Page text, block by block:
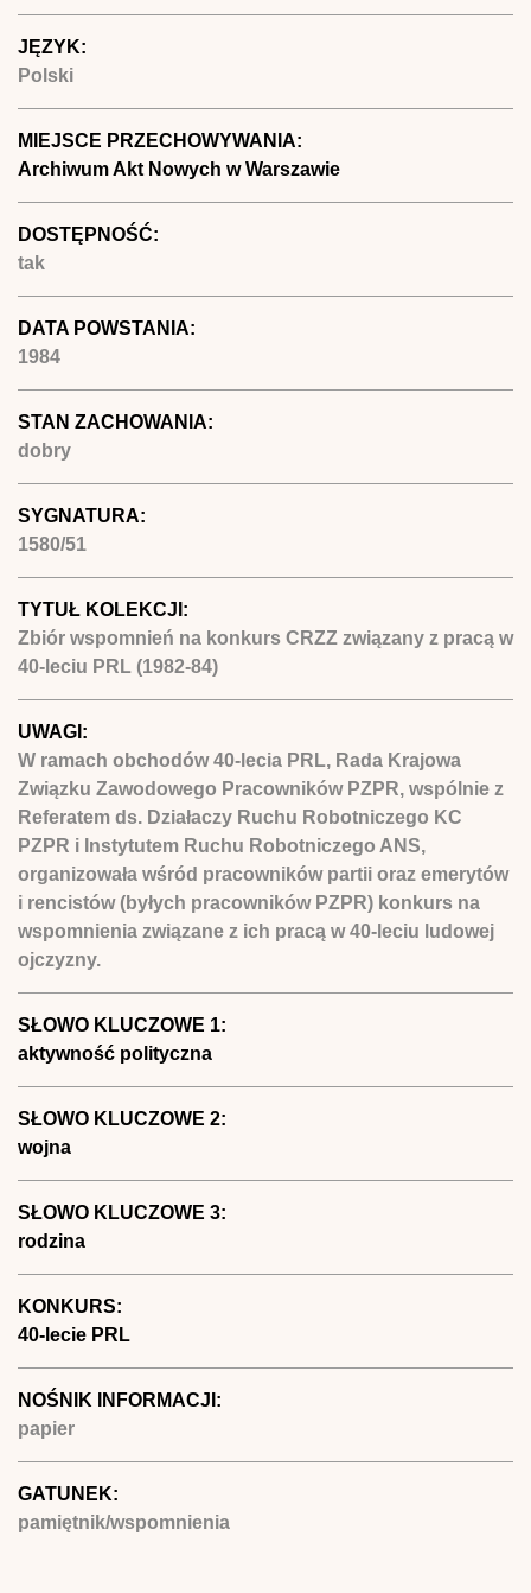
JĘZYK:
Polski
MIEJSCE PRZECHOWYWANIA:
Archiwum Akt Nowych w Warszawie
DOSTĘPNOŚĆ:
tak
DATA POWSTANIA:
1984
STAN ZACHOWANIA:
dobry
SYGNATURA:
1580/51
TYTUŁ KOLEKCJI:
Zbiór wspomnień na konkurs CRZZ związany z pracą w
40-leciu PRL (1982-84)
UWAGI:
W ramach obchodów 40-lecia PRL, Rada Krajowa
Związku Zawodowego Pracowników PZPR, wspólnie z
Referatem ds. Działaczy Ruchu Robotniczego KC
PZPR i Instytutem Ruchu Robotniczego ANS,
organizowała wśród pracowników partii oraz emerytów
i rencistów (byłych pracowników PZPR) konkurs na
wspomnienia związane z ich pracą w 40-leciu ludowej
ojczyzny.
SŁOWO KLUCZOWE 1:
aktywność polityczna
SŁOWO KLUCZOWE 2:
wojna
SŁOWO KLUCZOWE 3:
rodzina
KONKURS:
40-lecie PRL
NOŚNIK INFORMACJI:
papier
GATUNEK:
pamiętnik/wspomnienia